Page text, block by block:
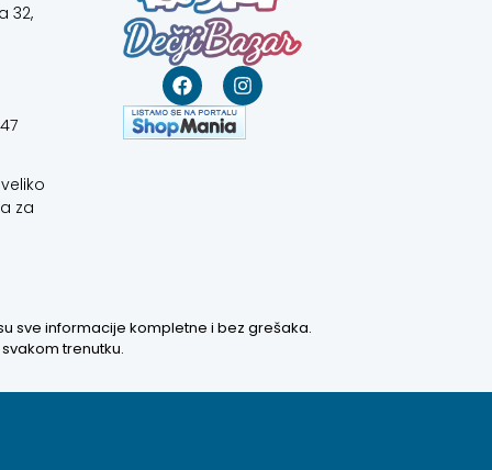
32,
za
sve informacije kompletne i bez grešaka.
trenutku.